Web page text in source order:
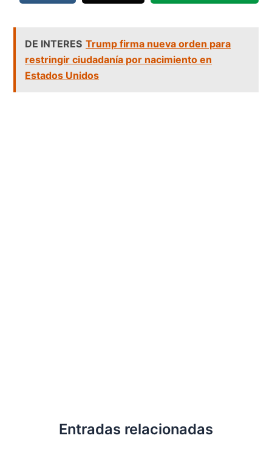
DE INTERES Trump firma nueva orden para
restringir ciudadanía por nacimiento en
Estados Unidos
Entradas relacionadas